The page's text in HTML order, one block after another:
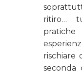
ritiro…
rischiare
seconda